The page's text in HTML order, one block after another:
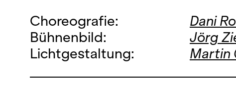
Choreografie: Dani
Bühnenbild:
Jörg
Lichtgestaltung:
Martin